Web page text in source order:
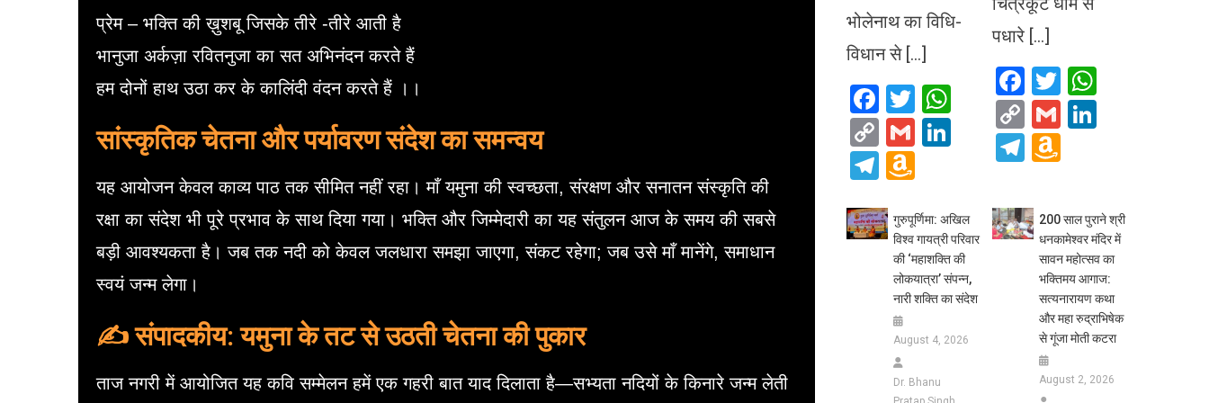
प्रेम – भक्ति की ख़ुशबू जिसके तीरे -तीरे आती है
भानुजा अर्कज़ा रवितनुजा का सत अभिनंदन करते हैं
हम दोनों हाथ उठा कर के कालिंदी वंदन करते हैं ।।
सांस्कृतिक चेतना और पर्यावरण संदेश का समन्वय
यह आयोजन केवल काव्य पाठ तक सीमित नहीं रहा। माँ यमुना की स्वच्छता, संरक्षण और सनातन संस्कृति की
रक्षा का संदेश भी पूरे प्रभाव के साथ दिया गया। भक्ति और जिम्मेदारी का यह संतुलन आज के समय की सबसे
बड़ी आवश्यकता है। जब तक नदी को केवल जलधारा समझा जाएगा, संकट रहेगा; जब उसे माँ मानेंगे, समाधान
स्वयं जन्म लेगा।
✍️ संपादकीय: यमुना के तट से उठती चेतना की पुकार
ताज नगरी में आयोजित यह कवि सम्मेलन हमें एक गहरी बात याद दिलाता है—सभ्यता नदियों के किनारे जन्म लेती
भोलेनाथ का विधि-
विधान से […]
Facebook
TwitterWhatsApp
Copy
Link
GmailLinkedIn
Telegram
Amazon
List
पधारे […]
Facebook
Twitter
Copy
Link
Gmail
Telegram
List
गुरुपूर्णिमा: अखिल
विश्व गायत्री परिवार
की ‘महाशक्ति की
लोकयात्रा’ संपन्न,
नारी शक्ति का संदेश
August 4, 2026
Dr. Bhanu
200 साल पुराने श्री
धनकामेश्वर मंदिर में
सावन महोत्सव का
भक्तिमय आगाज:
सत्यनारायण कथा
और महा रुद्राभिषेक
से गूंजा मोती कटरा
August 2, 2026